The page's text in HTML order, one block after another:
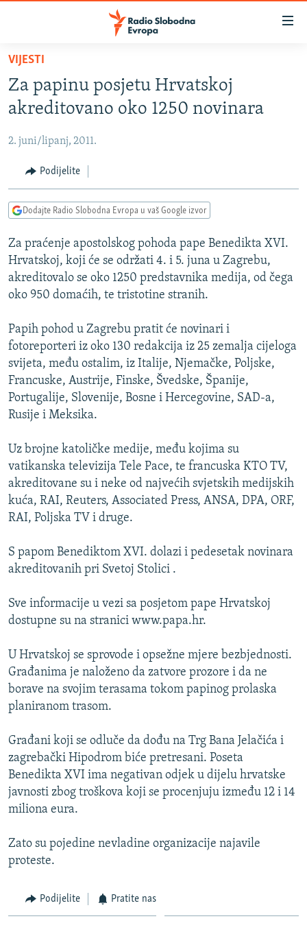
Pređite
glavni
sadržaj
na
navigaciju
Pređite
na
BOSNA I HERCEGOVINA
KOSOVO
CRNA GORA
VIDEO
FOTOGALERIJE
INFOGRAFIKE
PODCASTI
RAT U UKRAJINI
KINA NA BALKANU
RSE PRIČE IZ SVIJETA
ISPRIČAJ MI
DNEVNO@RSE
SPECIJALI RSE
VIŠE OD NASLOVA
GENOCID U SREBRENICI
POPLAVE I KLIZIŠTA U BIH 2024.
TV LIBERTY
POST SCRIPTUM
MOJA EVROPA
SVE KARTE DEJTONA
PRATITE NAS
Sve RFE/RL stranice
VIJESTI
Za papinu posjetu Hrvatskoj
akreditovano oko 1250 novinara
2. juni/lipanj, 2011.
Podijelite
Dodajte Radio Slobodna Evropa u vaš Google izvor
Za praćenje apostolskog pohoda pape Benedikta XVI.
Hrvatskoj, koji će se održati 4. i 5. juna u Zagrebu,
akreditovalo se oko 1250 predstavnika medija, od čega
oko 950 domaćih, te tristotine stranih.
Papih pohod u Zagrebu pratit će novinari i
fotoreporteri iz oko 130 redakcija iz 25 zemalja cijeloga
svijeta, među ostalim, iz Italije, Njemačke, Poljske,
Francuske, Austrije, Finske, Švedske, Španije,
Portugalije, Slovenije, Bosne i Hercegovine, SAD-a,
Rusije i Meksika.
Uz brojne katoličke medije, među kojima su
vatikanska televizija Tele Pace, te francuska KTO TV,
akreditovane su i neke od najvećih svjetskih medijskih
kuća, RAI, Reuters, Associated Press, ANSA, DPA, ORF,
RAI, Poljska TV i druge.
S papom Benediktom XVI. dolazi i pedesetak novinara
akreditovanih pri Svetoj Stolici .
Sve informacije u vezi sa posjetom pape Hrvatskoj
dostupne su na stranici www.papa.hr.
U Hrvatskoj se sprovode i opsežne mjere bezbjednosti.
Građanima je naloženo da zatvore prozore i da ne
borave na svojim terasama tokom papinog prolaska
planiranom trasom.
Građani koji se odluče da dođu na Trg Bana Jelačića i
zagrebački Hipodrom biće pretresani. Poseta
Benedikta XVI ima negativan odjek u dijelu hrvatske
javnosti zbog troškova koji se procenjuju između 12 i 14
miliona eura.
Zato su pojedine nevladine organizacije najavile
proteste.
Podijelite Pratite nas